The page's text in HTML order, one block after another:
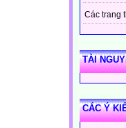
Các trang
TÀI
CÁC Ý